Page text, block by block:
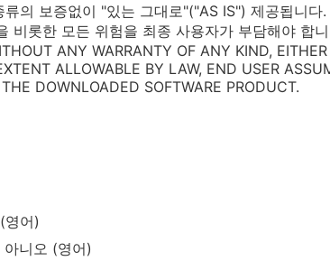
의 보증없이 "있는 그대로"("AS IS") 제공됩니다
비롯한 모든 위험을 최종 사용자가 부담해야 합
ANY WARRANTY OF ANY KIND, EITHER
ALLOWABLE BY LAW, END USER
DOWNLOADED SOFTWARE PRODUCT.
영어)
니오 (영어)